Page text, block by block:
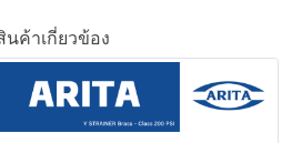
นค้าเกี่ยวข้อง